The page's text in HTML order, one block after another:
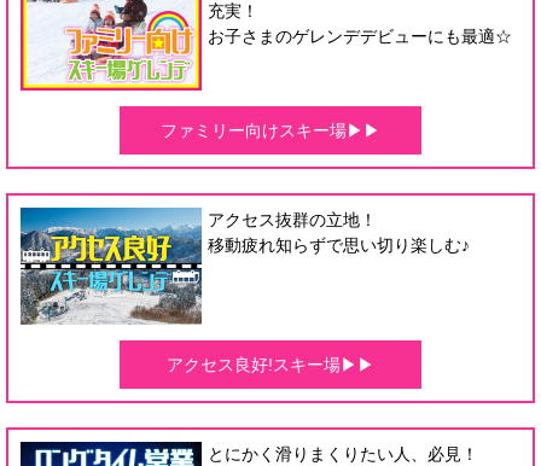
充実！
お子さまのゲレンデデビューにも最適☆
ファミリー向けスキー場▶▶
アクセス抜群の立地！
移動疲れ知らずで思い切り楽しむ♪
アクセス良好!スキー場▶▶
とにかく滑りまくりたい人、必見！